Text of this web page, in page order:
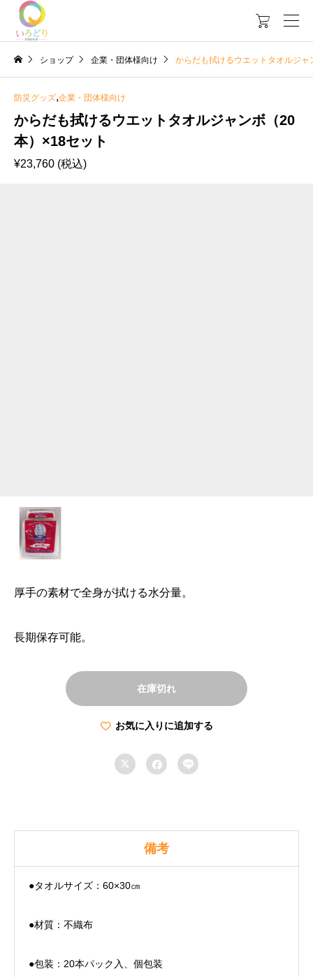

ショップ 企業・団体様向け からだも拭けるウエットタオルジ
防災グッズ,企業・団体様向け
からだも拭けるウエットタオルジャンボ（20
本）×18セット
¥23,760 (税込)
厚手の素材で全身が拭ける水分量。
長期保存可能。
在庫切れ
お気に入りに追加する
  
備考
●タオルサイズ：60×30㎝
●材質：不織布
●包装：20本パック入、個包装